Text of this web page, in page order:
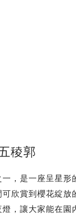
稜郭
一，是一座呈星形
欣賞到櫻花綻放
，讓大家能在園